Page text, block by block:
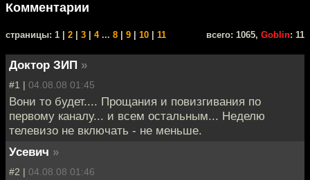
Комментарии
cтраницы: 1 | 2 3 4... 8 9 10 11 всего: 1065, Goblin: 11
Доктор ЗИП »
#1 | 04.08.08 01:45
Вони то будет.... Прощания и повизгивания по
первому каналу... и всем остальным... Неделю
телевизо не включать - не меньше.
Усевич »
#2 | 04.08.08 01:46